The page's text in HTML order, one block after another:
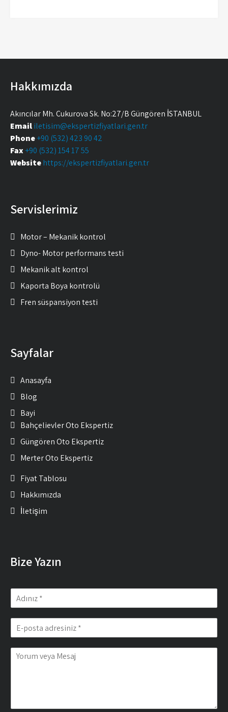
Hakkımızda
Akıncılar Mh. Çukurova Sk. No:27/B Güngören İSTANBUL
Emaililetisim@ekspertizfiyatlari.gen.tr
Phone+90 (532) 423 90 42
Fax+90 (532) 154 17 55
Websitehttps://ekspertizfiyatlari.gen.tr
Servislerimiz
Motor – Mekanik kontrol
Dyno- Motor performans testi
Mekanik alt kontrol
Kaporta Boya kontrolü
Fren süspansiyon testi
Sayfalar
Anasayfa
Blog
Bayi
Bahçelievler Oto Ekspertiz
Güngören Oto Ekspertiz
Merter Oto Ekspertiz
Fiyat Tablosu
Hakkımızda
İletişim
Bize Yazın